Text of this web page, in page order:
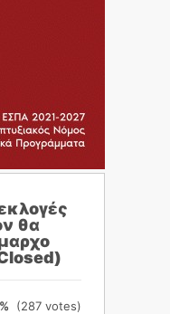
θα
(287 votes)